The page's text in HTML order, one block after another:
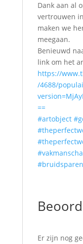
Dank aan al
vertrouwen
maken we
meegaan.
Benieuwd
link om het
https://
/4688/
==
#artobject
#bruidsparen
Er zijn nog